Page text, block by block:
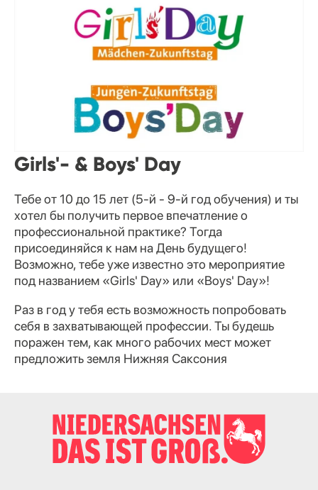
Girls'- & Boys' Day
Тебе от 10 до 15 лет (5-й - 9-й год обучения) и ты
хотел бы получить первое впечатление о
профессиональной практике? Тогда
присоединяйся к нам на День будущего!
Возможно, тебе уже известно это мероприятие
под названием «Girls' Day» или «Boys' Day»!
Раз в год у тебя есть возможность попробовать
себя в захватывающей профессии. Ты будешь
поражен тем, как много рабочих мест может
предложить земля Нижняя Саксония